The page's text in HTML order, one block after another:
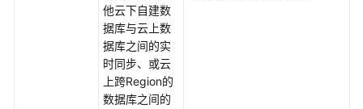
他云下自建数
据库与云上数
据库之间的实
时同步、或云
上跨Region的
数据库之间的